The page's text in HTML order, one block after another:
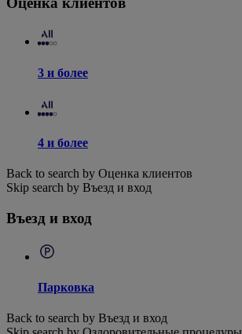
3 и более
4 и более
Back to search by Оценка клиентов
Skip search by Въезд и вход
Въезд и вход
Парковка
Back to search by Въезд и вход